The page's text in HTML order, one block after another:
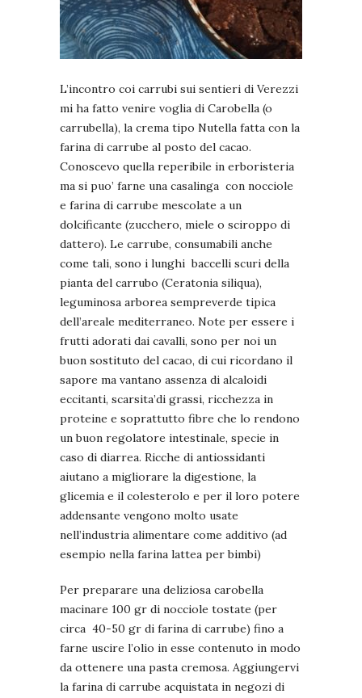
L’incontro coi carrubi sui sentieri di Verezzi
mi ha fatto venire voglia di Carobella (o
carrubella), la crema tipo Nutella fatta con la
farina di carrube al posto del cacao.
Conoscevo quella reperibile in erboristeria
ma si puo’ farne una casalinga con nocciole
e farina di carrube mescolate a un
dolcificante (zucchero, miele o sciroppo di
dattero). Le carrube, consumabili anche
come tali, sono i lunghi baccelli scuri della
pianta del carrubo (Ceratonia siliqua),
leguminosa arborea sempreverde tipica
dell’areale mediterraneo. Note per essere i
frutti adorati dai cavalli, sono per noi un
buon sostituto del cacao, di cui ricordano il
sapore ma vantano assenza di alcaloidi
eccitanti, scarsita’di grassi, ricchezza in
proteine e soprattutto fibre che lo rendono
un buon regolatore intestinale, specie in
caso di diarrea. Ricche di antiossidanti
aiutano a migliorare la digestione, la
glicemia e il colesterolo e per il loro potere
addensante vengono molto usate
nell’industria alimentare come additivo (ad
esempio nella farina lattea per bimbi)
Per preparare una deliziosa carobella
macinare 100 gr di nocciole tostate (per
circa 40-50 gr di farina di carrube) fino a
farne uscire l’olio in esse contenuto in modo
da ottenere una pasta cremosa. Aggiungervi
la farina di carrube acquistata in negozi di